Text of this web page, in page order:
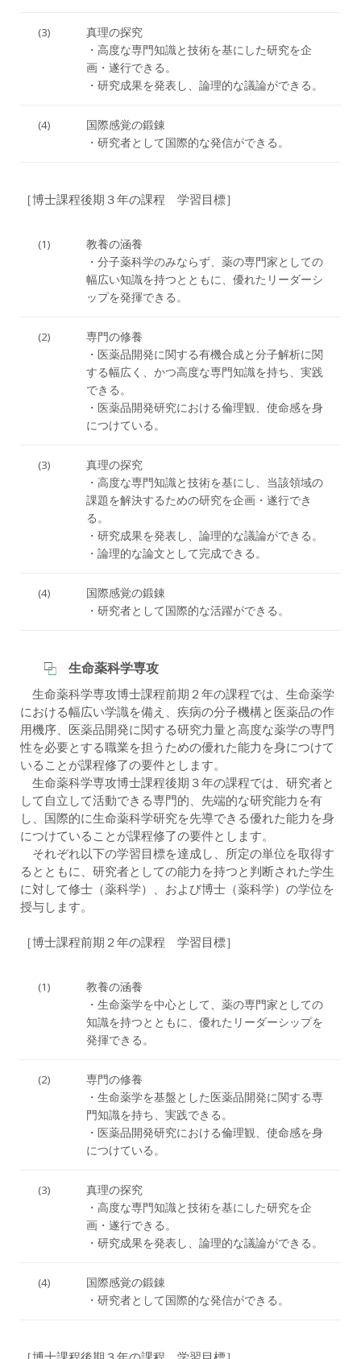
(3)
真理の探究
・高度な専門知識と技術を基にした研究を企
画・遂行できる。
・研究成果を発表し、論理的な議論ができる。
(4)
国際感覚の鍛錬
・研究者として国際的な発信ができる。
［博士課程後期３年の課程 学習目標］
(1)
教養の涵養
・分子薬科学のみならず、薬の専門家としての
幅広い知識を持つとともに、優れたリーダーシ
ップを発揮できる。
(2)
専門の修養
・医薬品開発に関する有機合成と分子解析に関
する幅広く、かつ高度な専門知識を持ち、実践
できる。
・医薬品開発研究における倫理観、使命感を身
につけている。
(3)
真理の探究
・高度な専門知識と技術を基にし、当該領域の
課題を解決するための研究を企画・遂行でき
る。
・研究成果を発表し、論理的な議論ができる。
・論理的な論文として完成できる。
(4)
国際感覚の鍛錬
・研究者として国際的な活躍ができる。
生命薬科学専攻
生命薬科学専攻博士課程前期２年の課程では、生命薬学
における幅広い学識を備え、疾病の分子機構と医薬品の作
用機序、医薬品開発に関する研究力量と高度な薬学の専門
性を必要とする職業を担うための優れた能力を身につけて
いることが課程修了の要件とします。
生命薬科学専攻博士課程後期３年の課程では、研究者と
して自立して活動できる専門的、先端的な研究能力を有
し、国際的に生命薬科学研究を先導できる優れた能力を身
につけていることが課程修了の要件とします。
それぞれ以下の学習目標を達成し、所定の単位を取得す
るとともに、研究者としての能力を持つと判断された学生
に対して修士（薬科学）、および博士（薬科学）の学位を
授与します。
［博士課程前期２年の課程 学習目標］
(1)
教養の涵養
・生命薬学を中心として、薬の専門家としての
知識を持つとともに、優れたリーダーシップを
発揮できる。
(2)
専門の修養
・生命薬学を基盤とした医薬品開発に関する専
門知識を持ち、実践できる。
・医薬品開発研究における倫理観、使命感を身
につけている。
(3)
真理の探究
・高度な専門知識と技術を基にした研究を企
画・遂行できる。
・研究成果を発表し、論理的な議論ができる。
(4)
国際感覚の鍛錬
・研究者として国際的な発信ができる。